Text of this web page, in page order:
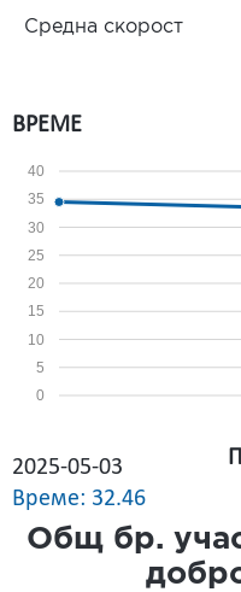
Средна скорост
ВРЕМЕ
0
5
10
15
20
25
30
35
40
2025-05-03
Време: 32.46
Общ бр.